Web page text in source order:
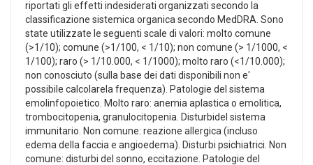
riportati gli effetti indesiderati organizzati secondo la
classificazione sistemica organica secondo MedDRA. Sono
state utilizzate le seguenti scale di valori: molto comune
(>1/10); comune (>1/100, < 1/10); non comune (> 1/1000, <
1/100); raro (> 1/10.000, < 1/1000); molto raro (<1/10.000);
non conosciuto (sulla base dei dati disponibili non e'
possibile calcolarela frequenza). Patologie del sistema
emolinfopoietico. Molto raro: anemia aplastica o emolitica,
trombocitopenia, granulocitopenia. Disturbidel sistema
immunitario. Non comune: reazione allergica (incluso
edema della faccia e angioedema). Disturbi psichiatrici. Non
comune: disturbi del sonno, eccitazione. Patologie del